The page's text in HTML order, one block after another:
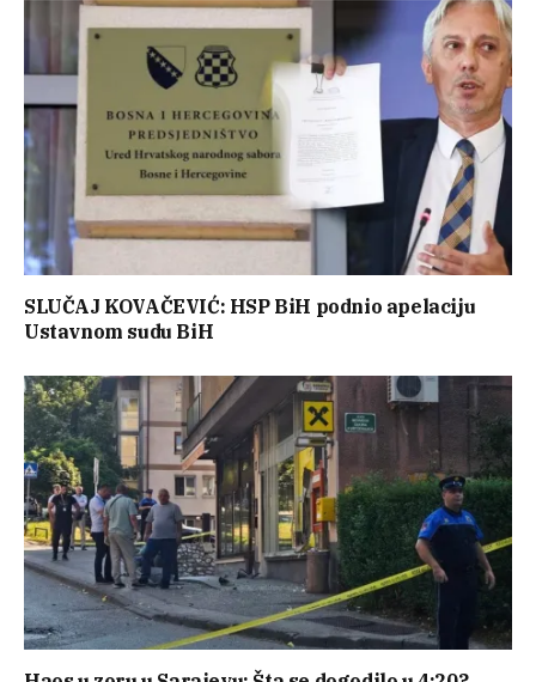
SLUČAJ KOVAČEVIĆ: HSP BiH podnio apelaciju
Ustavnom sudu BiH